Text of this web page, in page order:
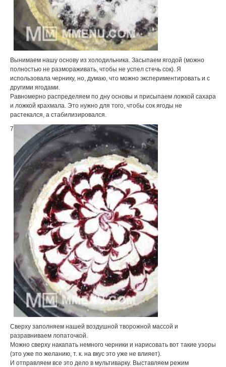
Вынимаем нашу основу из холодильника. Засыпаем ягодой (можно
полностью не размораживать, чтобы не успел стечь сок). Я
использовала чернику, но, думаю, что можно экспериментировать и с
другими ягодами.
Равномерно распределяем по дну основы и присыпаем ложкой сахара
и ложкой крахмала. Это нужно для того, чтобы сок ягоды не
растекался, а стабилизировался.
7
Сверху заполняем нашей воздушной творожной массой и
разравниваем лопаточкой.
Можно сверху накапать немного черники и нарисовать вот такие узоры
(это уже по желанию, т. к. на вкус это уже не влияет).
И отправляем все это дело в мультиварку. Выставляем режим